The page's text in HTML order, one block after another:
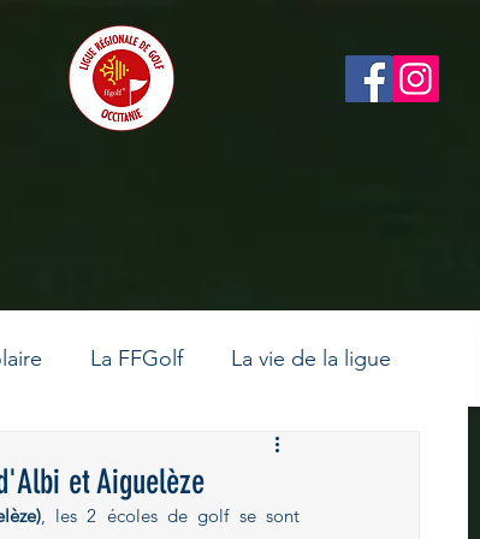
La FFGolf La vie de la ligue
Golf féminin
et Aiguelèze
, les 2 écoles de golf se sont